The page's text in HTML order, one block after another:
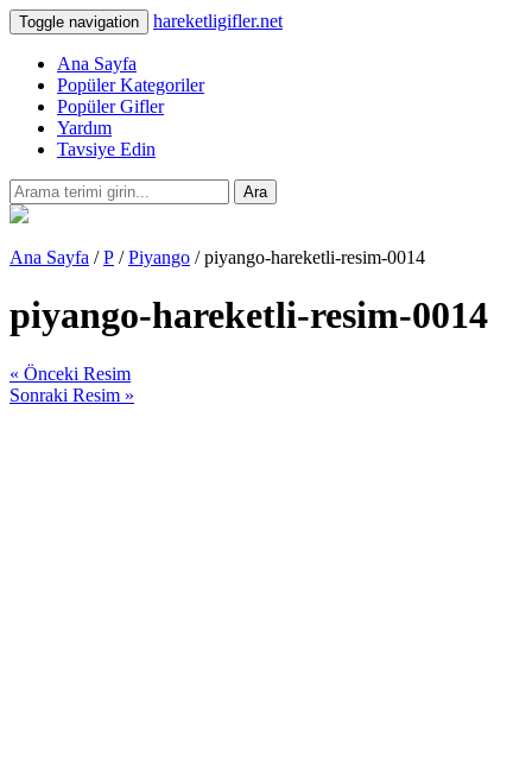
Toggle navigation hareketligifler.net
Ana Sayfa
Popüler Kategoriler
Popüler Gifler
Yardım
Tavsiye Edin
Ara
Ana Sayfa /P /Piyango / piyango-hareketli-resim-0014
piyango-hareketli-resim-0014
« Önceki Resim
Sonraki Resim »